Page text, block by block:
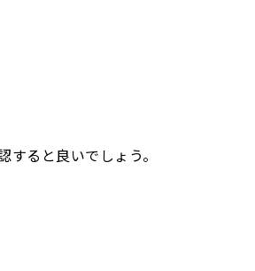
ると良いでしょう。